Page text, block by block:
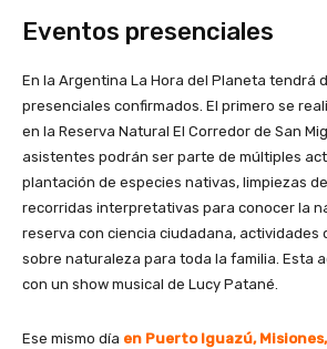
Eventos presenciales
En la Argentina La Hora del Planeta tendrá
presenciales confirmados. El primero se
en la Reserva Natural El Corredor de San
asistentes podrán ser parte de múltiples
plantación de especies nativas, limpiezas
recorridas interpretativas para conocer la
reserva con ciencia ciudadana, actividades
sobre naturaleza para toda la familia. Esta
con un show musical de Lucy Patané.
Ese mismo día en Puerto Iguazú,